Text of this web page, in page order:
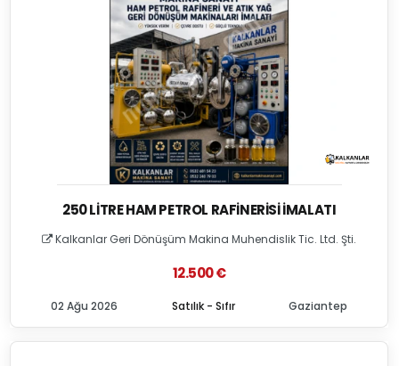
250 LITRE HAM PETROL RAFINERISI İMALATI
Kalkanlar Geri Dönüşüm Makina Muhendislik Tic. Ltd. Şti.
12.500 €
Satılık - Sıfır
02 Ağu 2026 Gaziantep